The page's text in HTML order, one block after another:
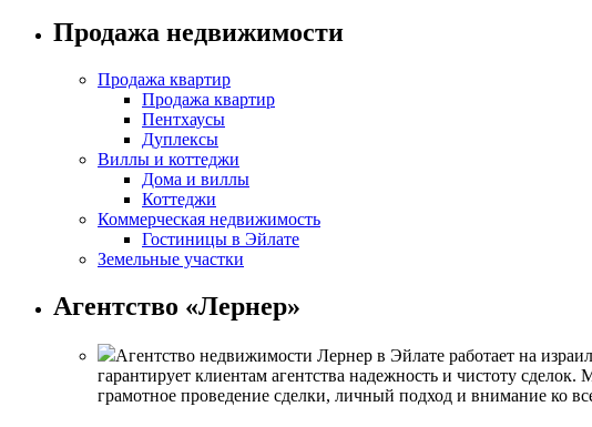
Продажа недвижимости
Продажа квартир
Продажа квартир
Пентхаусы
Дуплексы
Виллы и коттеджи
Дома и виллы
Коттеджи
Коммерческая недвижимость
Гостиницы в Эйлате
Земельные участки
Агентство «Лернер»
Агентство недвижимости Лернер в Эйлате работает на
гарантирует клиентам агентства надежность и чистоту
грамотное проведение сделки, личный подход и внимание ко